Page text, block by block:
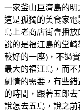
一家釜山巨濟島的明
這是孤獨的美食家
島上老商店街會播
說的是福江島的堂
較好的一座)，不過
最大的福江島，而
劇情的需要，有些
的時間，跟著五郎
說怎去五島，說之